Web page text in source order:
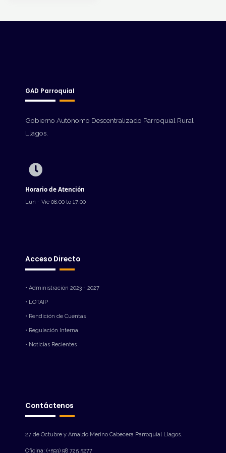
GAD Parroquial
Gobierno Autónomo Descentralizado Parroquial Rural
Llagos.
Horario de Atención
Lun - Vie 08:00 to 17:00
Acceso Directo
• Administración 2023 - 2027
• LOTAIP
• Rendición de Cuentas
• Regulación Interna
• Noticias Recientes
Contáctenos
27 de Octubre y Arnaldo Merino Cabecera Parroquial Llagos.
Oficina: (+593) 98 725 5277